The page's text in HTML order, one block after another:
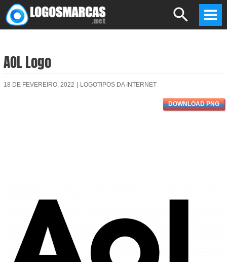
Skip
to
Search
AOL Logo
18 DE FEVEREIRO, 2022 LOGOTIPOS DA INTERNET
DOWNLOAD PNG